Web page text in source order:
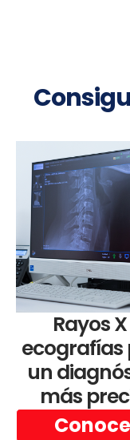
Rayos
ecografías
un
más